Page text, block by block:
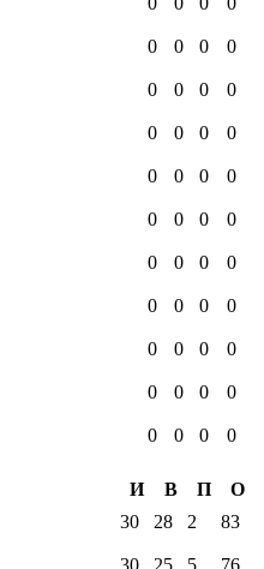
0 0 0 0
0 0 0 0
0 0 0 0
0 0 0 0
0 0 0 0
0 0 0 0
0 0 0 0
0 0 0 0
0 0 0 0
0 0 0
0
И В П
О
30 28 2 83
30 25 5 76